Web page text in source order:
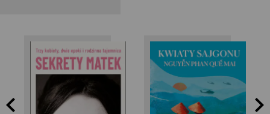
Sophie de Baere
Nguyễn Phan Quế
Mai